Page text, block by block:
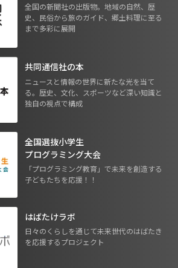
全国の新聞社の出版物。地域の自然、歴
史、民俗から旅のガイド、郷土料理に至る
まで多彩に展開
共同通信社の本
ニュースと情報の世界に新たな光を当て
る。歴史、文化、スポーツなど深い知識と
独自の視点で構成
全国選抜小学生
プログラミング大会
「プログラミング教育」で未来を創造する
子どもたちを応援！！
はばたけラボ
日々のくらしを通じて未来世代のはばたき
を応援するプロジェクト